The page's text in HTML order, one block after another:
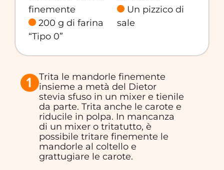
finemente
200 g di farina
“Tipo 0”
Un pizzico di
sale
Trita le mandorle finemente
insieme a metà del Dietor
stevia sfuso in un mixer e tienile
da parte. Trita anche le carote e
riducile in polpa. In mancanza
di un mixer o tritatutto, è
possibile tritare finemente le
mandorle al coltello e
grattugiare le carote.